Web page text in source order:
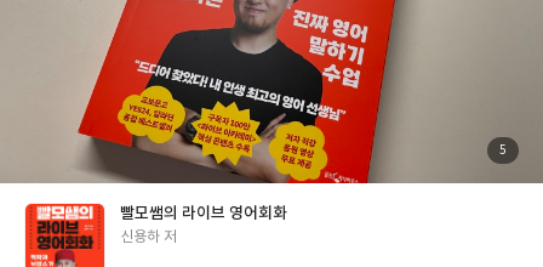
에 바로 적용할 수 있도록 구체적인 프로세스를 담고 있는 책으로 기
획, 마케팅, 나아가 지역 경제나 도시 재생 사업, 지자체 관계자 등
필드에 계신 분이시라면 반드시, 꼭 읽어보시라 추천한다.
수 있는 유용한 예문들은 몇 달뒤 현지에서 생활하는 나에게 자양분
이 되었으며 빨모쌤은 나에게 빛과 소금이 되어있었다. 그런 그의 첫
책이라니! 떨레는 마음을 부여잡고 본격적으로 책을 살펴보면, PA
RT1 에서는 유튜브 라이브 아카데미 영상에서 봤던 내용들이 글로
일목요연하게 정리 되어있다. 몇년 전, 처음으로 빨모쌤의 영상을
봤던 추억이 새록새록 났다. “영어를 잘 하려면 어떻게 해야하나
요?” 라는 질문에 날카롭고 따가운 조언과 따뜻한 해결방안을 제시
해주신다. 만약 혼자 독학으로 영어 공부를 하려는 친구가 있다면 구
매에 망설이지 말것. 어떻게 학습하면 좋을지 구체적인 방법을 제시
해주시는데 이 부분을 참고해 처음 공부의 방향성을 잡을 때 많은 도
첨
부
사
5
빨모쌤의 라이브 영어회화
글
신용하 저